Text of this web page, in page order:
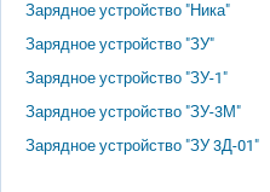
Зарядное устройство "Ника"
Зарядное устройство "ЗУ"
Зарядное устройство "ЗУ-1"
Зарядное устройство "ЗУ-3М"
Зарядное устройство "ЗУ 3Д-01"